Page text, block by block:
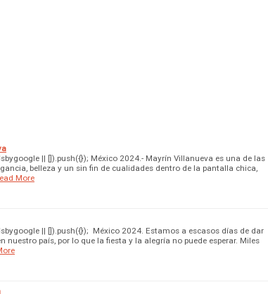
|| []).push({}); México 2024.- Mayrín Villanueva es una de las
belleza y un sin fin de cualidades dentro de la pantalla chica,
More
|| []).push({}); México 2024. Estamos a escasos días de dar
nuestro país, por lo que la fiesta y la alegría no puede esperar. Miles